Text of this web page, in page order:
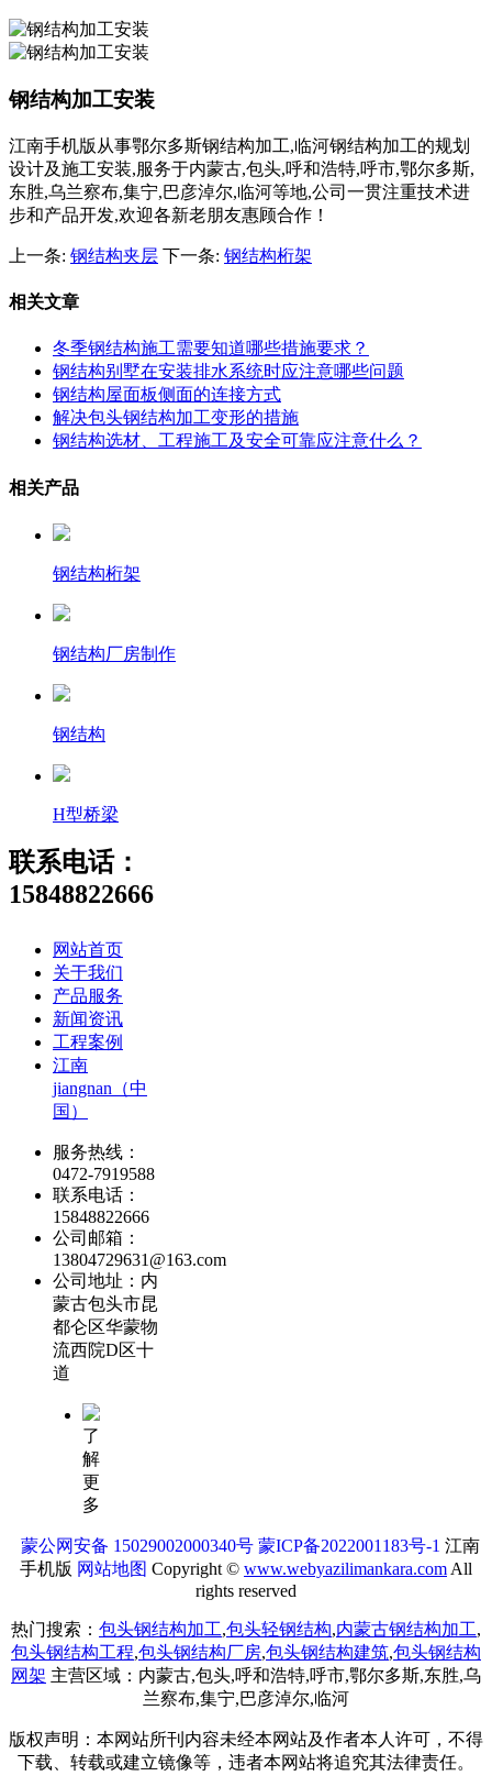
钢结构加工安装
江南手机版从事鄂尔多斯钢结构加工,临河钢结构加工的规划
设计及施工安装,服务于内蒙古,包头,呼和浩特,呼市,鄂尔多斯,
东胜,乌兰察布,集宁,巴彦淖尔,临河等地,公司一贯注重技术进
步和产品开发,欢迎各新老朋友惠顾合作！
上一条: 钢结构夹层 下一条: 钢结构桁架
相关文章
冬季钢结构施工需要知道哪些措施要求？
钢结构别墅在安装排水系统时应注意哪些问题
钢结构屋面板侧面的连接方式
解决包头钢结构加工变形的措施
钢结构选材、工程施工及安全可靠应注意什么？
相关产品
钢结构桁架
钢结构厂房制作
钢结构
H型桥梁
联系电话：
15848822666
网站首页
关于我们
产品服务
新闻资讯
工程案例
江南
jiangnan（中
国）
服务热线：
0472-7919588
联系电话：
15848822666
公司邮箱：
13804729631@163.com
公司地址：内
蒙古包头市昆
都仑区华蒙物
流西院D区十
道
了
解
更
多
蒙公网安备 15029002000340号 蒙ICP备2022001183号-1 江南
手机版 网站地图 Copyright © www.webyazilimankara.com All
rights reserved
热门搜索： 包头钢结构加工,包头轻钢结构,内蒙古钢结构加工,
包头钢结构工程,包头钢结构厂房,包头钢结构建筑,包头钢结构
网架 主营区域：内蒙古,包头,呼和浩特,呼市,鄂尔多斯,东胜,乌
兰察布,集宁,巴彦淖尔,临河
版权声明：本网站所刊内容未经本网站及作者本人许可，不得
下载、转载或建立镜像等，违者本网站将追究其法律责任。